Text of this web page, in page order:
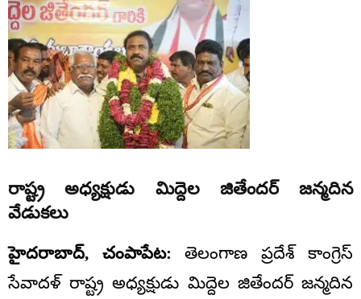
రాష్ట్ర అధ్యక్షుడు మిద్దెల జితేందర్ జన్మదిన
వేడుకలు
హైదరాబాద్, చంపాపేట: తెలంగాణ ప్రదేశ్ కాంగ్రెస్
సేవాదళ్ రాష్ట్ర అధ్యక్షుడు మిద్దెల జితేందర్ జన్మదిన